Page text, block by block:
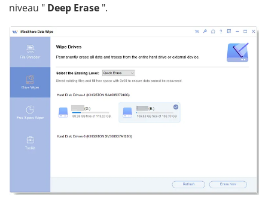
niveau " Deep Erase ".